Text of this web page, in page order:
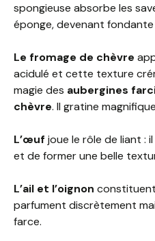
spongieuse absorbe les
éponge, devenant
Le fromage de chèvre
acidulé et cette texture
magie des aubergines
chèvre. Il gratine
L’œuf joue le rôle de liant :
et de former une belle
L’ail et l’oignon
parfument discrètement
farce.